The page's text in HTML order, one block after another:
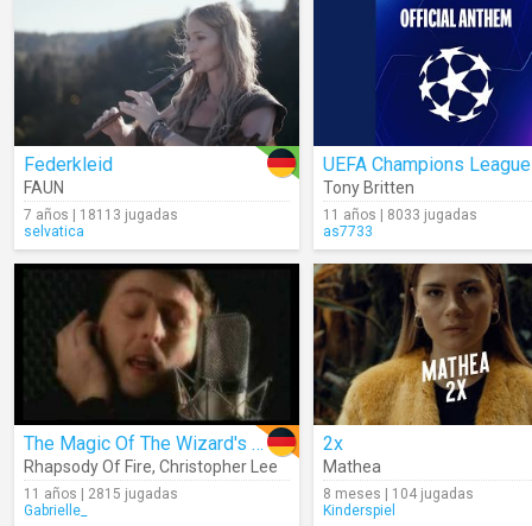
Federkleid
FAUN
7 años | 18113 jugadas
selvatica
Tony Britten
11 años | 8033 jugadas
as7733
The Magic Of The Wizard's Dream (German Version)
Rhapsody Of Fire, Christopher Lee
11 años | 2815 jugadas
Gabrielle_
2x
Mathea
8 meses | 104 jugadas
Kinderspiel